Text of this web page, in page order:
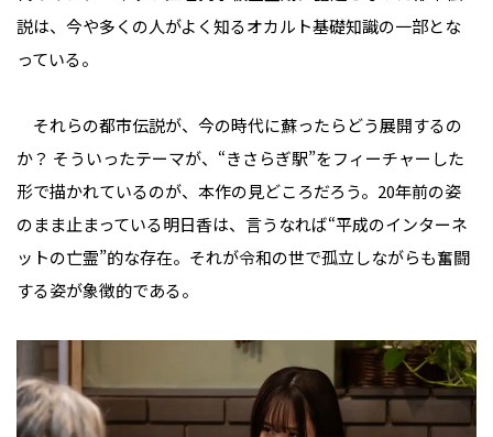
説は、今や多くの人がよく知るオカルト基礎知識の一部とな
っている。
それらの都市伝説が、今の時代に蘇ったらどう展開するの
か？ そういったテーマが、“きさらぎ駅”をフィーチャーした
形で描かれているのが、本作の見どころだろう。20年前の姿
のまま止まっている明日香は、言うなれば“平成のインターネ
ットの亡霊”的な存在。それが令和の世で孤立しながらも奮闘
する姿が象徴的である。